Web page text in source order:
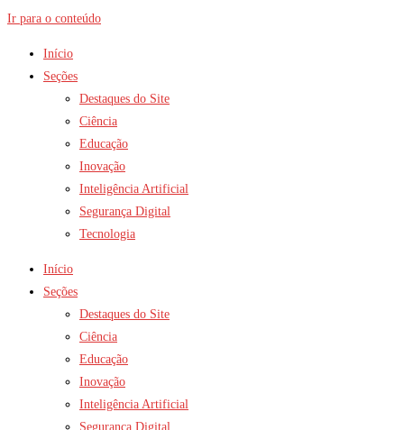
Ir para o conteúdo
Início
Seções
Destaques do Site
Ciência
Educação
Inovação
Inteligência Artificial
Segurança Digital
Tecnologia
Início
Seções
Destaques do Site
Ciência
Educação
Inovação
Inteligência Artificial
Segurança Digital